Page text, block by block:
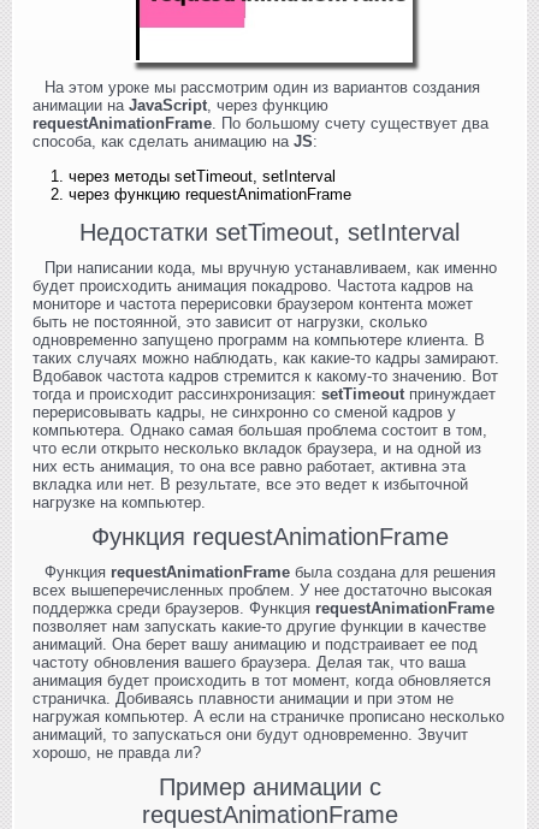
На этом уроке мы рассмотрим один из вариантов создания
анимации на JavaScript, через функцию
requestAnimationFrame. По большому счету существует два
способа, как сделать анимацию на JS:
через методы setTimeout, setInterval
через функцию requestAnimationFrame
Недостатки setTimeout, setInterval
При написании кода, мы вручную устанавливаем, как именно
будет происходить анимация покадрово. Частота кадров на
мониторе и частота перерисовки браузером контента может
быть не постоянной, это зависит от нагрузки, сколько
одновременно запущено программ на компьютере клиента. В
таких случаях можно наблюдать, как какие-то кадры замирают.
Вдобавок частота кадров стремится к какому-то значению. Вот
тогда и происходит рассинхронизация: setTimeout принуждает
перерисовывать кадры, не синхронно со сменой кадров у
компьютера. Однако самая большая проблема состоит в том,
что если открыто несколько вкладок браузера, и на одной из
них есть анимация, то она все равно работает, активна эта
вкладка или нет. В результате, все это ведет к избыточной
нагрузке на компьютер.
Функция requestAnimationFrame
Функция requestAnimationFrame была создана для решения
всех вышеперечисленных проблем. У нее достаточно высокая
поддержка среди браузеров. Функция requestAnimationFrame
позволяет нам запускать какие-то другие функции в качестве
анимаций. Она берет вашу анимацию и подстраивает ее под
частоту обновления вашего браузера. Делая так, что ваша
анимация будет происходить в тот момент, когда обновляется
страничка. Добиваясь плавности анимации и при этом не
нагружая компьютер. А если на страничке прописано несколько
анимаций, то запускаться они будут одновременно. Звучит
хорошо, не правда ли?
Пример анимации с
requestAnimationFrame